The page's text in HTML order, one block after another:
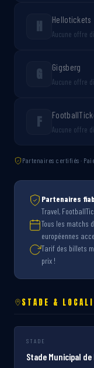
H Hellotickets
Aucune offre
G Gigsberg
Aucune offre
F Aucune offre
Partenaires certifiés ·
Partenaires
Travel,
Tous les matchs
européennes
Tarif des billets
prix !
STADE &
STADE
Stade Municipal de